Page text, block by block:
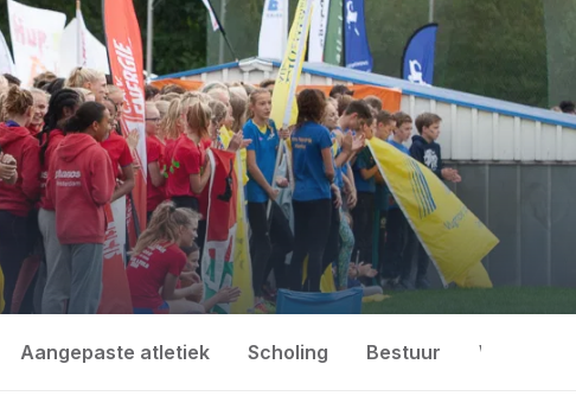
Aangepaste atletiek Scholing Bestuur